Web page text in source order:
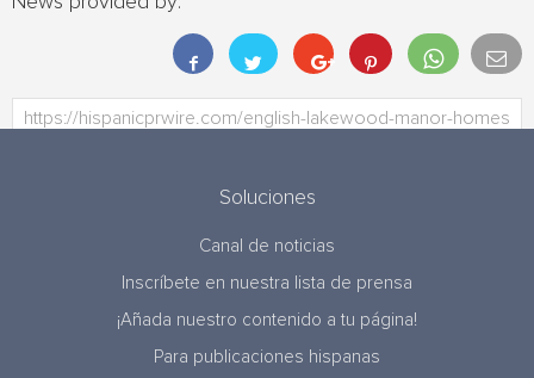
Soluciones
Canal de noticias
Inscríbete en nuestra lista de prensa
¡Añada nuestro contenido a tu página!
Para publicaciones hispanas